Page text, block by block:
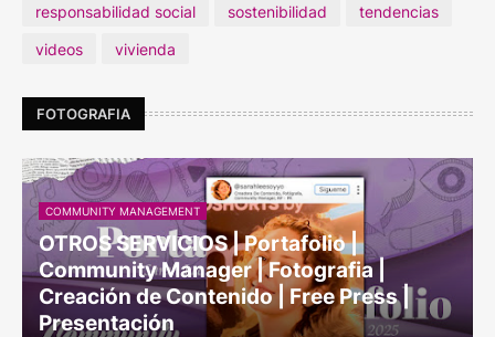
responsabilidad social
sostenibilidad
tendencias
videos
vivienda
FOTOGRAFIA
COMMUNITY MANAGEMENT
OTROS SERVICIOS | Portafolio |
Community Manager | Fotografia |
Creación de Contenido | Free Press |
Presentación